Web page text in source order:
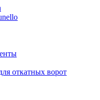
откатных ворот